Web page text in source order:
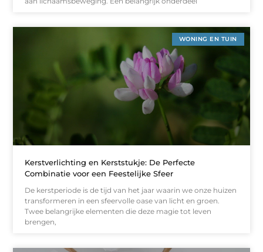
WONING EN TUIN
Kerstverlichting en Kerststukje: De Perfecte
Combinatie voor een Feestelijke Sfeer
De kerstperiode is de tijd van het jaar waarin we onze huizen
transformeren in een sfeervolle oase van licht en groen.
Twee belangrijke elementen die deze magie tot leven
brengen,